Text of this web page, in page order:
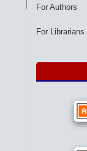
For Authors
For Librarians